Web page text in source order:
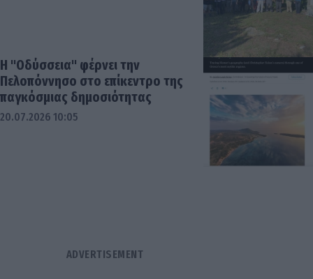
Η "Οδύσσεια" φέρνει την
Πελοπόννησο στο επίκεντρο της
παγκόσμιας δημοσιότητας
20.07.2026 10:05